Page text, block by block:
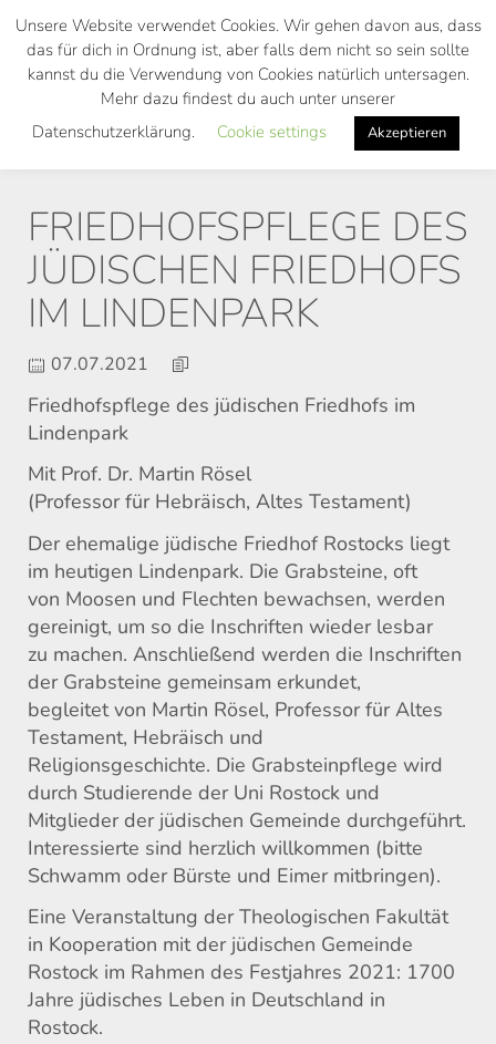
Skip
main
FRIEDHOFSPFLEGE DES
JÜDISCHEN FRIEDHOFS
IM LINDENPARK
07.07.2021
Friedhofspflege des jüdischen Friedhofs im
Lindenpark
Mit Prof. Dr. Martin Rösel
(Professor für Hebräisch, Altes Testament)
Der ehemalige jüdische Friedhof Rostocks liegt
im heutigen Lindenpark. Die Grabsteine, oft
von Moosen und Flechten bewachsen, werden
gereinigt, um so die Inschriften wieder lesbar
zu machen. Anschließend werden die Inschriften
der Grabsteine gemeinsam erkundet,
begleitet von Martin Rösel, Professor für Altes
Testament, Hebräisch und
Religionsgeschichte. Die Grabsteinpflege wird
durch Studierende der Uni Rostock und
Mitglieder der jüdischen Gemeinde durchgeführt.
Interessierte sind herzlich willkommen (bitte
Schwamm oder Bürste und Eimer mitbringen).
Eine Veranstaltung der Theologischen Fakultät
in Kooperation mit der jüdischen Gemeinde
Rostock im Rahmen des Festjahres 2021: 1700
Jahre jüdisches Leben in Deutschland in
Rostock.
Unsere Website verwendet Cookies. Wir gehen davon aus, dass
das für dich in Ordnung ist, aber falls dem nicht so sein sollte
kannst du die Verwendung von Cookies natürlich untersagen.
Mehr dazu findest du auch unter unserer
Datenschutzerklärung.
Cookie settings Akzeptieren